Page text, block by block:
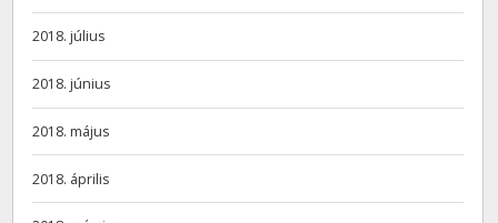
2018. július
2018. június
2018. május
2018. április